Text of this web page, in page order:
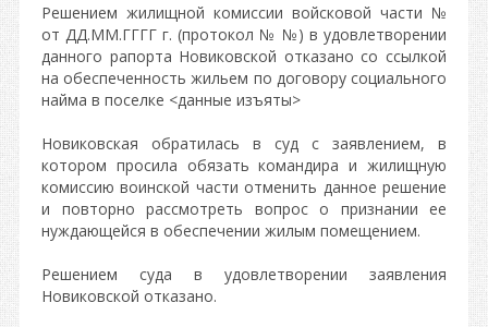
Решением жилищной комиссии войсковой части №
от ДД.ММ.ГГГГ г. (протокол № №) в удовлетворении
данного рапорта Новиковской отказано со ссылкой
на обеспеченность жильем по договору социального
найма в поселке <данные изъяты>
Новиковская обратилась в суд с заявлением, в
котором просила обязать командира и жилищную
комиссию воинской части отменить данное решение
и повторно рассмотреть вопрос о признании ее
нуждающейся в обеспечении жилым помещением.
Решением суда в удовлетворении заявления
Новиковской отказано.